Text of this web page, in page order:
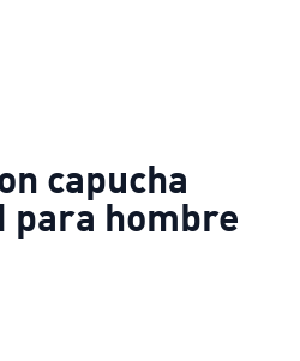
capucha
para hombre